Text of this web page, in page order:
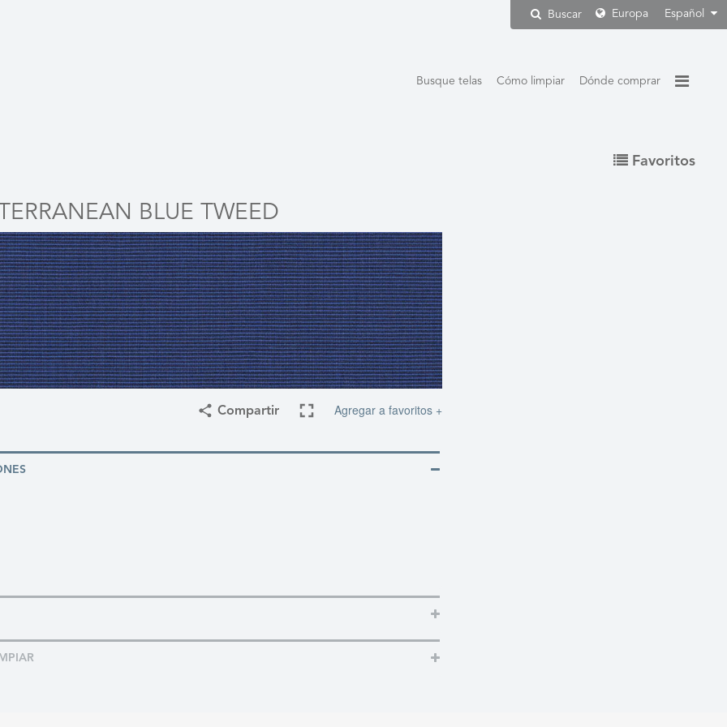
Buscar Europa Español
Busque telas Cómo limpiar Dónde comprar
Favoritos
BLUE TWEED
Compartir Agregar a favoritos +